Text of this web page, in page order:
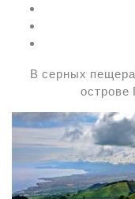
В серных
острове